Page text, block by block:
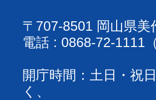
〒707-8501 岡山県美
電話 : 0868-72-1111
開庁時間：土日・祝
く、